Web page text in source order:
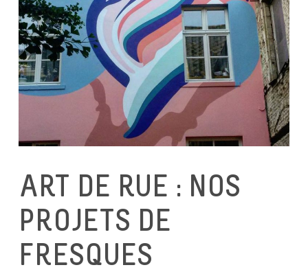
ART DE RUE : NOS
PROJETS DE
FRESQUES